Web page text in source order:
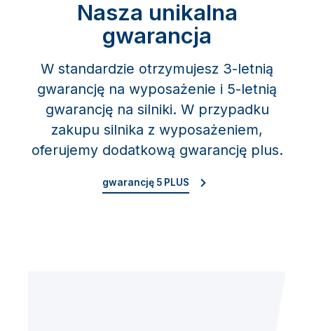
Nasza unikalna
gwarancja
W standardzie otrzymujesz 3-letnią
gwarancję na wyposażenie i 5-letnią
gwarancję na silniki. W przypadku
zakupu silnika z wyposażeniem,
oferujemy dodatkową gwarancję plus.
gwarancję 5 PLUS